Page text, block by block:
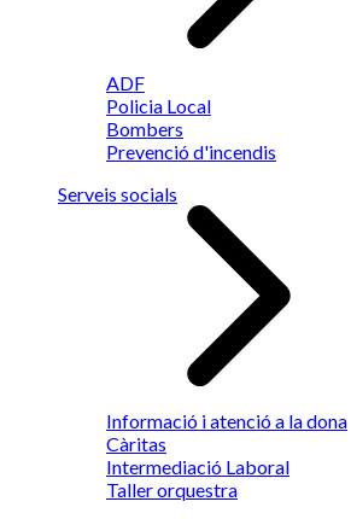
ADF
Policia Local
Bombers
Prevenció d'incendis
Serveis socials
Informació i atenció a la dona
Càritas
Intermediació Laboral
Taller orquestra